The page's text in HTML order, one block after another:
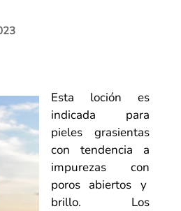
Esta loción es
indicada para
pieles grasientas
con tendencia a
impurezas con
poros abiertos y
brillo. Los